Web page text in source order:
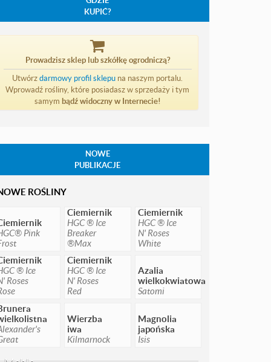
KUPIĆ?
Prowadzisz sklep lub szkółkę ogrodniczą?
Utwórzdarmowy profil sklepu na naszym portalu.
Wprowadź rośliny, które posiadasz w sprzedaży i tym
samym bądź widoczny w Internecie!
NOWE
PUBLIKACJE
ROŚLINY
Pink
Ciemiernik
HGC ® Ice
Breaker
®Max
Ciemiernik
HGC ® Ice
N' Roses
White
® Ice
Roses
Ciemiernik
HGC ® Ice
N' Roses
Red
Azalia
wielkokwiatowa
Satomi
Wierzba
iwa
Kilmarnock
Magnolia
japońska
Isis